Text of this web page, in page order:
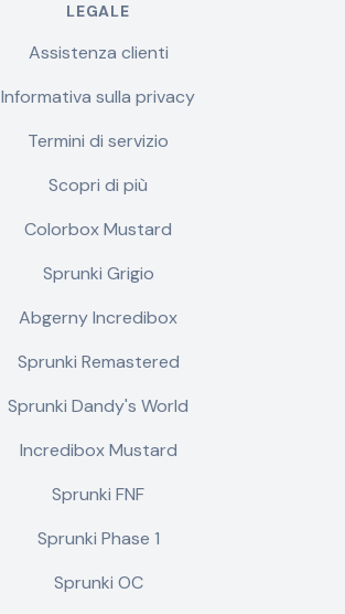
LEGALE
Assistenza clienti
Informativa sulla privacy
Termini di servizio
Scopri di più
Colorbox Mustard
Sprunki Grigio
Abgerny Incredibox
Sprunki Remastered
Sprunki Dandy's World
Incredibox Mustard
Sprunki FNF
Sprunki Phase 1
Sprunki OC